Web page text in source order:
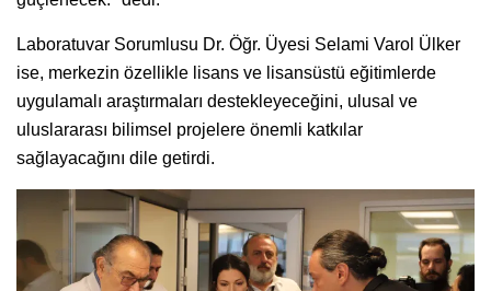
Laboratuvar Sorumlusu Dr. Öğr. Üyesi Selami Varol Ülker
ise, merkezin özellikle lisans ve lisansüstü eğitimlerde
uygulamalı araştırmaları destekleyeceğini, ulusal ve
uluslararası bilimsel projelere önemli katkılar
sağlayacağını dile getirdi.